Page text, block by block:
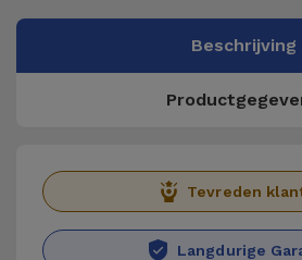
Beschrijving
Tevreden
Langdurige